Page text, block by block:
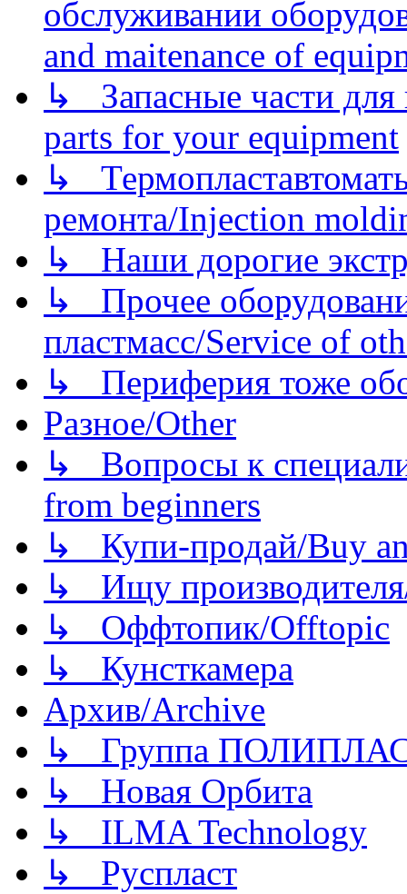
обслуживании
and maitenance of
↳ Запасные части для
parts for your equipment
↳
ремонта/Injection
↳ Наши дорогие
↳ Прочее
пластмасс/Service of
↳ Периферия тоже
Разное/Other
↳ Вопросы к
from beginners
↳ Купи-продай/Buy
↳ Ищу
↳ Оффтопик/Offtopic
↳ Кунсткамера
Архив/Archive
↳ Группа
↳ Новая Орбита
↳ ILMA Technology
↳ Руспласт